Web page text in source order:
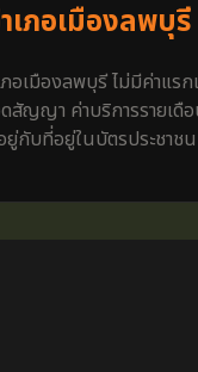
เภอเมืองลพบุรี
ภอเมืองลพบุรีไม่มีค่าแรก
ญญา ค่าบริการรายเดื
ยู่กับที่อยู่ในบัตรประชาชน